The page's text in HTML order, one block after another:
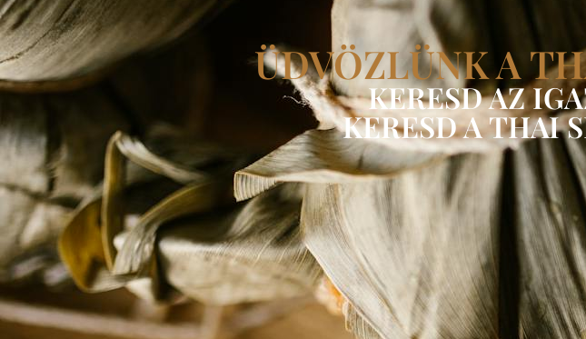
ÜDVÖZLÜNK A
KERESD AZ
KERESD A THAI